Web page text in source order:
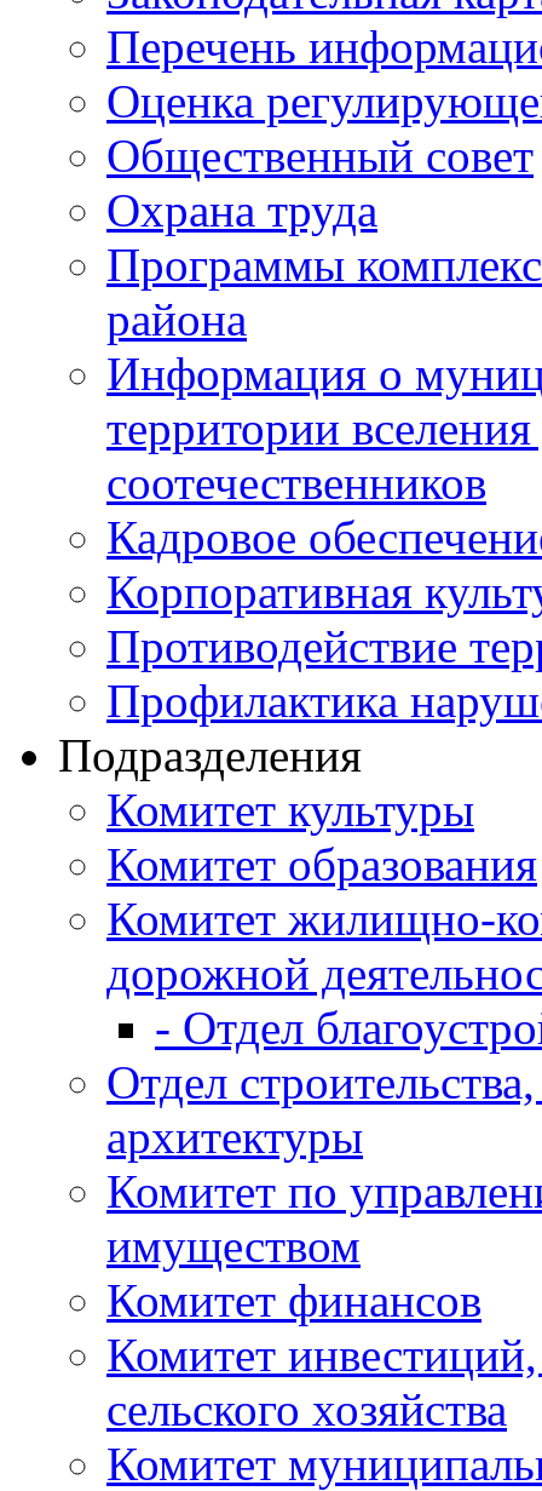
Перечень
Оценка
Общественный совет
Охрана труда
Программы
района
Информация о
территории
соотечественников
Кадровое
Корпоративная
Противодействие
Профилактика
Подразделения
Комитет культуры
Комитет образования
Комитет жилищно-
дорожной
- Отдел
Отдел
архитектуры
Комитет по
имуществом
Комитет финансов
Комитет
сельского хозяйства
Комитет